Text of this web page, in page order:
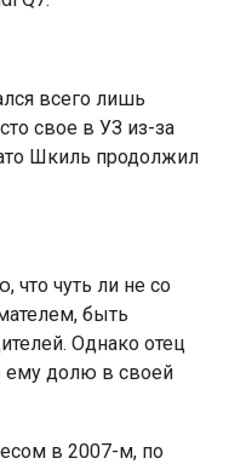
всего лишь
свое в УЗ из-за
Шкиль продолжил
что чуть ли не со
быть
Однако отец
ему долю в своей
в 2007-м, по